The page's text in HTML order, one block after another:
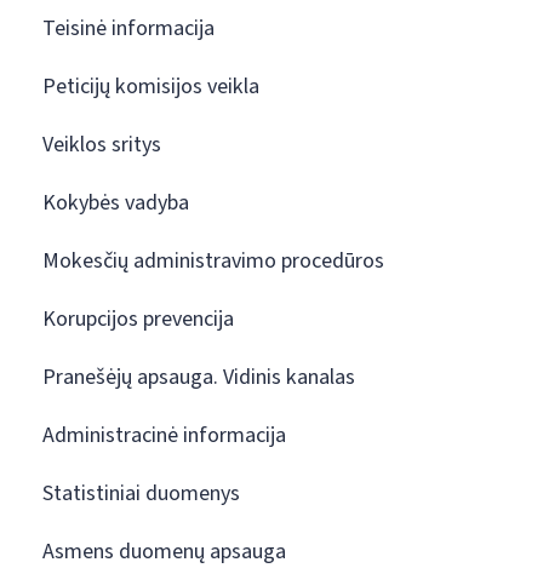
Teisinė informacija
Peticijų komisijos veikla
Veiklos sritys
Kokybės vadyba
Mokesčių administravimo procedūros
Korupcijos prevencija
Pranešėjų apsauga. Vidinis kanalas
Administracinė informacija
Statistiniai duomenys
Asmens duomenų apsauga